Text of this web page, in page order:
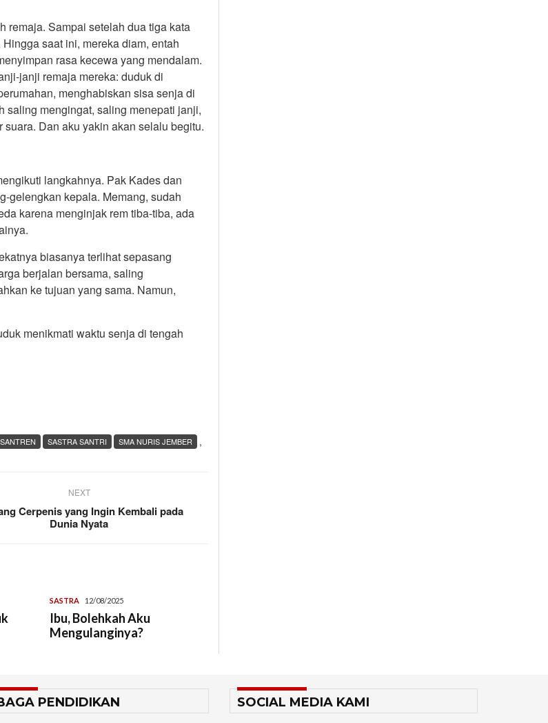
remaja. Sampai setelah dua tiga kata
saat ini, mereka diam, entah
rasa kecewa yang mendalam.
janji remaja mereka: duduk di
menghabiskan sisa senja di
saling mengingat, saling menepati janji,
Dan aku yakin akan selalu begitu.
langkahnya. Pak Kades dan
gelengkan kepala. Memang, sudah
karena menginjak rem tiba-tiba, ada
biasanya terlihat sepasang
berjalan bersama, saling
ke tujuan yang sama. Namun,
menikmati waktu senja di tengah
,
SASTRA SANTRI SMA NURIS JEMBER
NEXT
Cerpenis yang Ingin Kembali pada
Dunia Nyata
SASTRA 12/08/2025
Ibu, Bolehkah Aku
Mengulanginya?
PENDIDIKAN SOCIAL MEDIA KAMI